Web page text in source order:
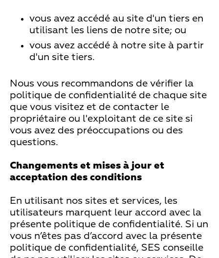
vous avez accédé au site d'un tiers en
utilisant les liens de notre site; ou
vous avez accédé à notre site à partir
d'un site tiers.
Nous vous recommandons de vérifier la
politique de confidentialité de chaque site
que vous visitez et de contacter le
propriétaire ou l'exploitant de ce site si
vous avez des préoccupations ou des
questions.
Changements et mises à jour et
acceptation des conditions
En utilisant nos sites et services, les
utilisateurs marquent leur accord avec la
présente politique de confidentialité. Si un
vous n’êtes pas d’accord avec la présente
politique de confidentialité, SES conseille